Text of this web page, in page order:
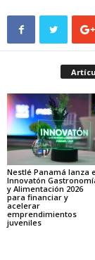
Nestlé Panamá lanza
Innovatón
y Alimentación 2026
para financiar y
acelerar
emprendimientos
juveniles